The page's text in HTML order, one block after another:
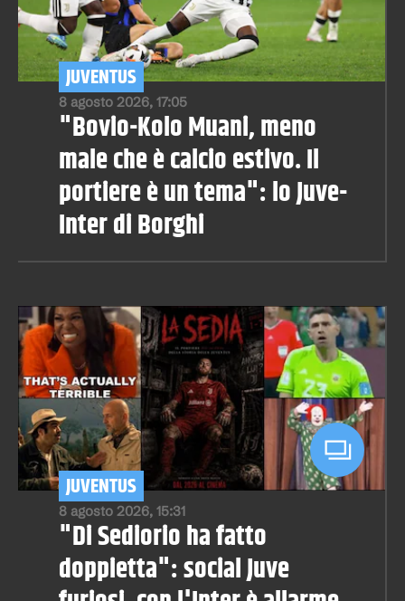
8 agosto 2026, 17:05
JUVENTUS
"Bovio-Kolo Muani, meno
male che è calcio estivo. Il
portiere è un tema": lo Juve-
Inter di Borghi
8 agosto 2026, 15:31
JUVENTUS
"Di Sediorio ha fatto
doppietta": social Juve